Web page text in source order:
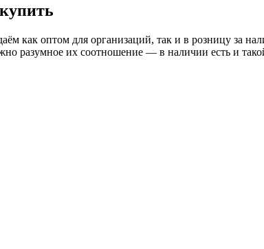
как оптом для организаций, так и в розницу за
их соотношение — в наличии есть и